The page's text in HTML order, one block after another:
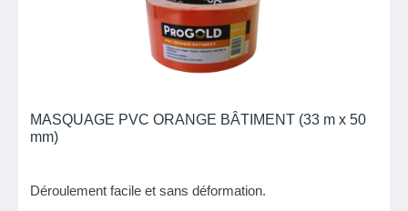
MASQUAGE PVC ORANGE BÂTIMENT (33 m x 50
mm)
Déroulement facile et sans déformation.